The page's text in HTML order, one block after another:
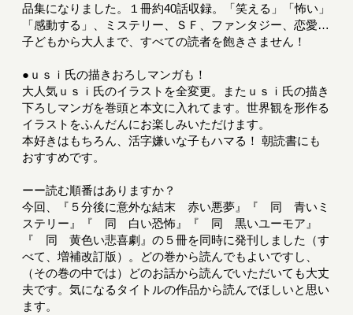
品集になりました。１冊約40話収録。「笑える」「怖い」
「感動する」、ミステリー、ＳＦ、ファンタジー、恋愛…
子どもから大人まで、すべての読者を飽きさません！
●ｕｓｉ氏の描きおろしマンガも！
大人気ｕｓｉ氏のイラストを全変更。またｕｓｉ氏の描き
下ろしマンガを巻頭と本文に入れてます。世界観を形作る
イラストをふんだんにお楽しみいただけます。
本好きはもちろん、活字嫌いな子もハマる！ 朝読書にも
おすすめです。
ーー読む順番はありますか？
今回、『５分後に意外な結末 赤い悪夢』『 同 青いミ
ステリー』『 同 白い恐怖』『 同 黒いユーモア』
『 同 黄色い悲喜劇』の５冊を同時に発刊しました（す
べて、増補改訂版）。どの巻から読んでもよいですし、
（その巻の中では）どのお話から読んでいただいても大丈
夫です。気になるタイトルの作品から読んでほしいと思い
ます。